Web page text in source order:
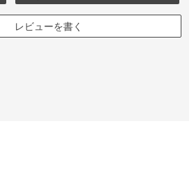
レビューを書く